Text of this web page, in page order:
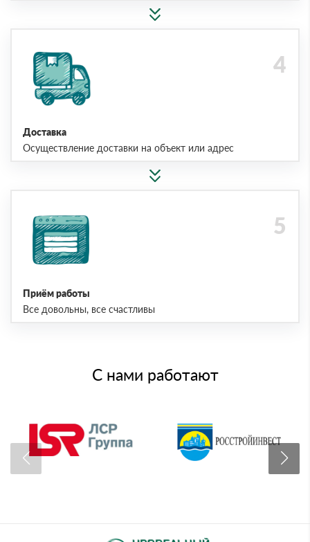
Доставка
Осуществление доставки на объект или адрес
Приём работы
Все довольны, все счастливы
С нами работают